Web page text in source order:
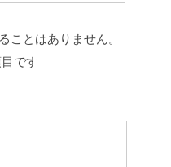
ことはありません。
です